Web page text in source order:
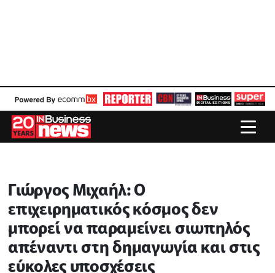
Γιώργος Μιχαήλ: Ο
επιχειρηματικός κόσμος δεν
μπορεί να παραμείνει σιωπηλός
απέναντι στη δημαγωγία και στις
εύκολες υποσχέσεις